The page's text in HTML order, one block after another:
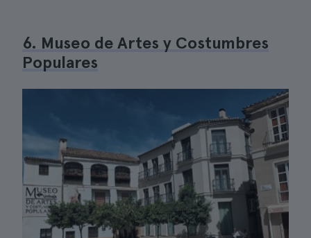
6. Museo de Artes y Costumbres
Populares